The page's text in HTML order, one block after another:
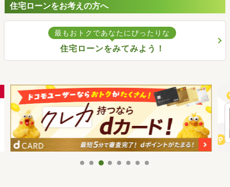
住宅ローンをお考えの方へ
最もおトクであなたにぴったりな
住宅ローンをみてみよう！